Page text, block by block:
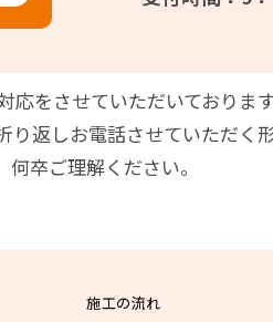
をさせていただいております
返しお電話させていただく形
卒ご理解ください。
施工の流れ